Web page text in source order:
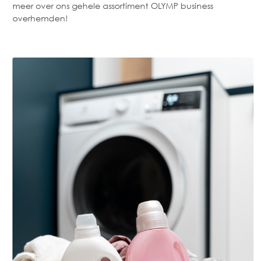
meer over ons gehele assortiment OLYMP business
overhemden!